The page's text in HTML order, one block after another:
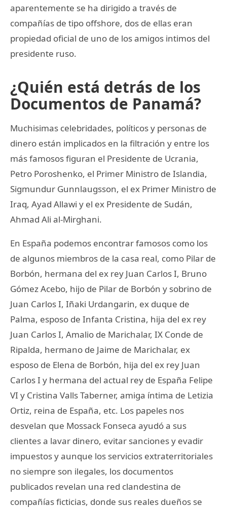
aparentemente se ha dirigido a través de
compañías de tipo offshore, dos de ellas eran
propiedad oficial de uno de los amigos intimos del
presidente ruso.
¿Quién está detrás de los
Documentos de Panamá?
Muchisimas celebridades, políticos y personas de
dinero están implicados en la filtración y entre los
más famosos figuran el Presidente de Ucrania,
Petro Poroshenko, el Primer Ministro de Islandia,
Sigmundur Gunnlaugsson, el ex Primer Ministro de
Iraq, Ayad Allawi y el ex Presidente de Sudán,
Ahmad Ali al-Mirghani.
En España podemos encontrar famosos como los
de algunos miembros de la casa real, como Pilar de
Borbón, hermana del ex rey Juan Carlos I, Bruno
Gómez Acebo, hijo de Pilar de Borbón y sobrino de
Juan Carlos I, Iñaki Urdangarin, ex duque de
Palma, esposo de Infanta Cristina, hija del ex rey
Juan Carlos I, Amalio de Marichalar, IX Conde de
Ripalda, hermano de Jaime de Marichalar, ex
esposo de Elena de Borbón, hija del ex rey Juan
Carlos I y hermana del actual rey de España Felipe
VI y Cristina Valls Taberner, amiga íntima de Letizia
Ortiz, reina de España, etc. Los papeles nos
desvelan que Mossack Fonseca ayudó a sus
clientes a lavar dinero, evitar sanciones y evadir
impuestos y aunque los servicios extraterritoriales
no siempre son ilegales, los documentos
publicados revelan una red clandestina de
compañías ficticias, donde sus reales dueños se